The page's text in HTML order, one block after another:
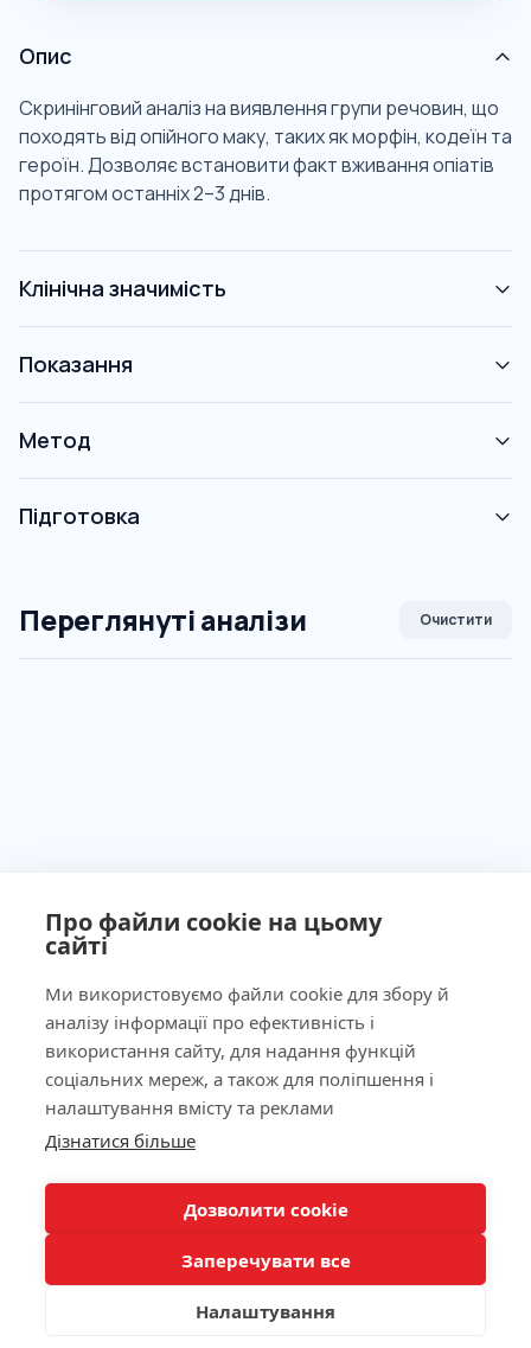
Про файли cookie на цьому
сайті
Ми використовуємо файли cookie для збору й
аналізу інформації про ефективність і
використання сайту, для надання функцій
соціальних мереж, а також для поліпшення і
налаштування вмісту та реклами
Дізнатися більше
Дозволити cookie
Заперечувати все
Налаштування
Опис
Скринінговий аналіз на виявлення групи речовин, що
походять від опійного маку, таких як морфін, кодеїн та
героїн. Дозволяє встановити факт вживання опіатів
протягом останніх 2–3 днів.
Клінічна значимість
Показання
Метод
Підготовка
Переглянуті аналізи Очистити
Ліцензія МОЗ України №603260 від 23.09.2011
Наша адреса
КНОПКА